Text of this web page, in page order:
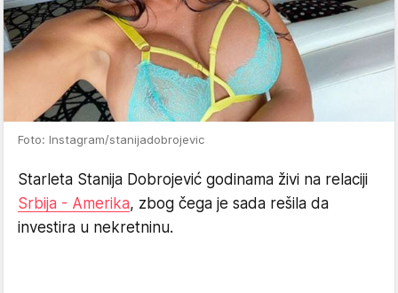
Foto: Instagram/stanijadobrojevic
Starleta Stanija Dobrojević godinama živi na relaciji
Srbija - Amerika, zbog čega je sada rešila da
investira u nekretninu.